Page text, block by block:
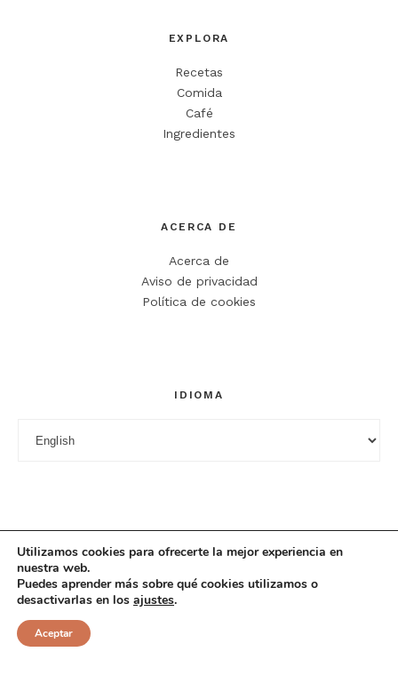
Web
EXPLORA
Recetas
Comida
Café
Ingredientes
ACERCA DE
Acerca de
Aviso de privacidad
Política de cookies
IDIOMA
© 2025 Cuciniana. All rights reserved.
Utilizamos cookies para ofrecerte la mejor experiencia en
nuestra web.
Puedes aprender más sobre qué cookies utilizamos o
desactivarlas en los ajustes.
Aceptar